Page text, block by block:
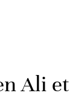
Ali et